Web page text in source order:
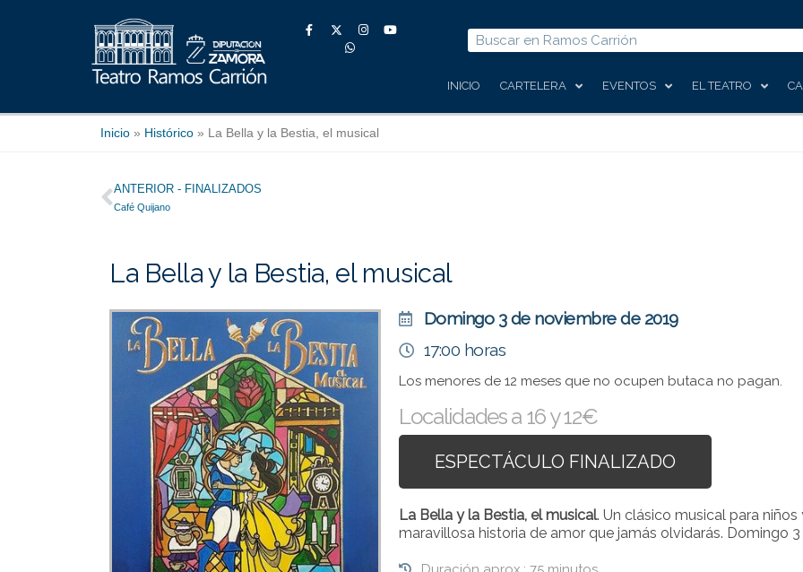
a
-
n
m
o
a
t
INICIO CARTELERA EVENTOS EL TEATRO
Inicio » Histórico » La Bella y la Bestia, el musical
Ant
ANTERIOR - FINALIZADOS
Café Quijano
La Bella y la Bestia, el musical
Domingo 3 de noviembre de 2019
17:00 horas
Los menores de 12 meses que no ocupen butaca no pagan.
Localidades a 16 y 12€
ESPECTÁCULO FINALIZADO
La Bella y la Bestia, el musical. Un clásico musical para
maravillosa historia de amor que jamás olvidarás. Domingo